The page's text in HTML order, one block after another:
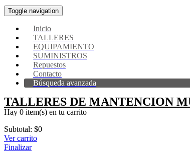
Toggle navigation
Inicio
TALLERES
EQUIPAMIENTO
SUMINISTROS
Repuestos
Contacto
Búsqueda avanzada
TALLERES DE MANTENCION
Hay 0 item(s) en tu carrito
Subtotal: $0
Ver carrito
Finalizar